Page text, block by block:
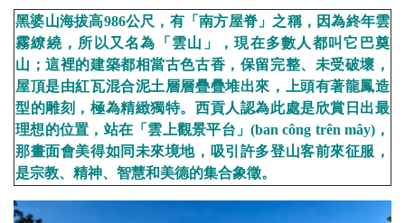
黑婆山海拔高986公尺，有「南方屋脊」之稱，因為終年雲
霧繚繞，所以又名為「雲山」，現在多數人都叫它巴奠
山；這裡的建築都相當古色古香，保留完整、未受破壞，
屋頂是由紅瓦混合泥土層層疊疊堆出來，上頭有著龍鳳造
型的雕刻，極為精緻獨特。西貢人認為此處是欣賞日出最
理想的位置，站在「雲上觀景平台」 (ban công trên mây)，
那畫面會美得如同未來境地，吸引許多登山客前來征服，
是宗教、精神、智慧和美德的集合象徵。